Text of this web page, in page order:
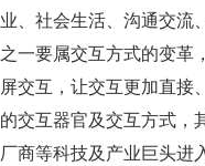
业、社会生活、沟通交流
之一要属交互方式的变革
屏交互，让交互更加直接
的交互器官及交互方式，
厂商等科技及产业巨头进